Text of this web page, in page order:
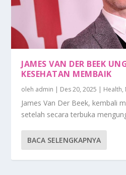
JAMES VAN DER BEEK
KESEHATAN MEMBAIK
oleh admin | Des 20, 2025 | Health,
James Van Der Beek, kembali
setelah secara terbuka
BACA SELENGKAPNYA